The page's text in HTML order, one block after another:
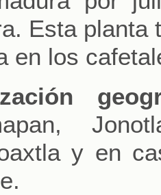
Esta planta
en los
y en